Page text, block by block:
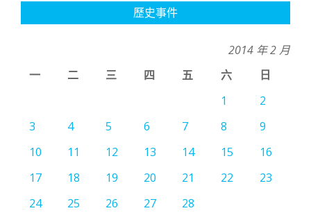
歷史事件
2014 年 2 月
一
二 三 四 五 六
日
1
2
3
4 5 6 7 8
9
10
11 12 13 14 15
16
17
18 19 20 21 22
23
24
25 26 27 28